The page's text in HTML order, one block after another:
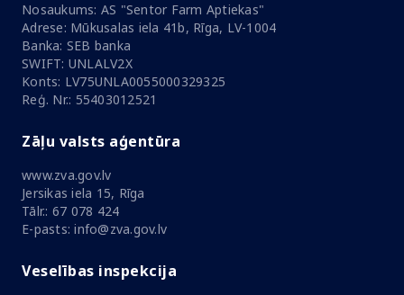
Nosaukums: AS "Sentor Farm Aptiekas"
Adrese: Mūkusalas iela 41b, Rīga, LV-1004
Banka: SEB banka
SWIFT: UNLALV2X
Konts: LV75UNLA0055000329325
Reģ. Nr.: 55403012521
Zāļu valsts aģentūra
www.zva.gov.lv
Jersikas iela 15, Rīga
Tālr.: 67 078 424
E-pasts: info@zva.gov.lv
Veselības inspekcija